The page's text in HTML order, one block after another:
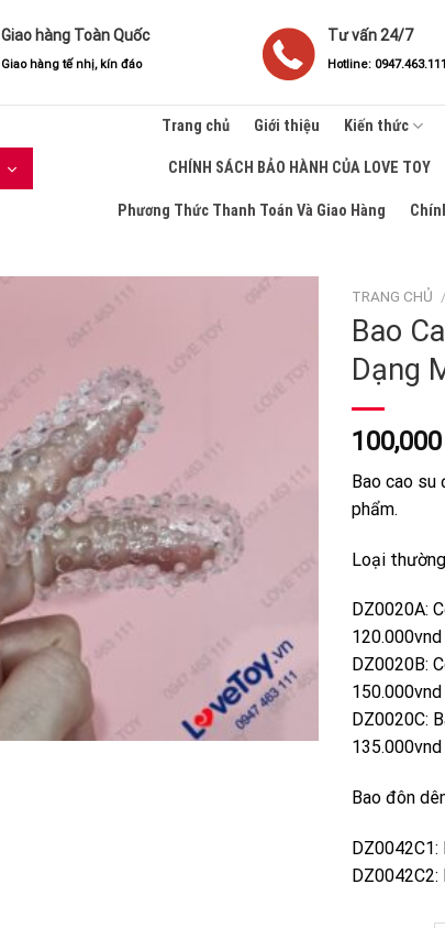
Giao hàng Toàn Quốc
Giao hàng tế nhị, kín đáo
Tư vấn 24/7
Hotline: 0947.463.111
Trang chủ Giới thiệu Kiến thức
CHÍNH SÁCH BẢO HÀNH CỦA LOVE TOY
Phương Thức Thanh Toán Và Giao Hàng
TRANG CHỦ /
Bao
Dạng
100,000
Bao cao su
phẩm.
Loại
DZ0020A:
120.000vnd
DZ0020B:
150.000vnd
DZ0020C:
135.000vnd
Bao đôn
DZ0042C1:
DZ0042C2: